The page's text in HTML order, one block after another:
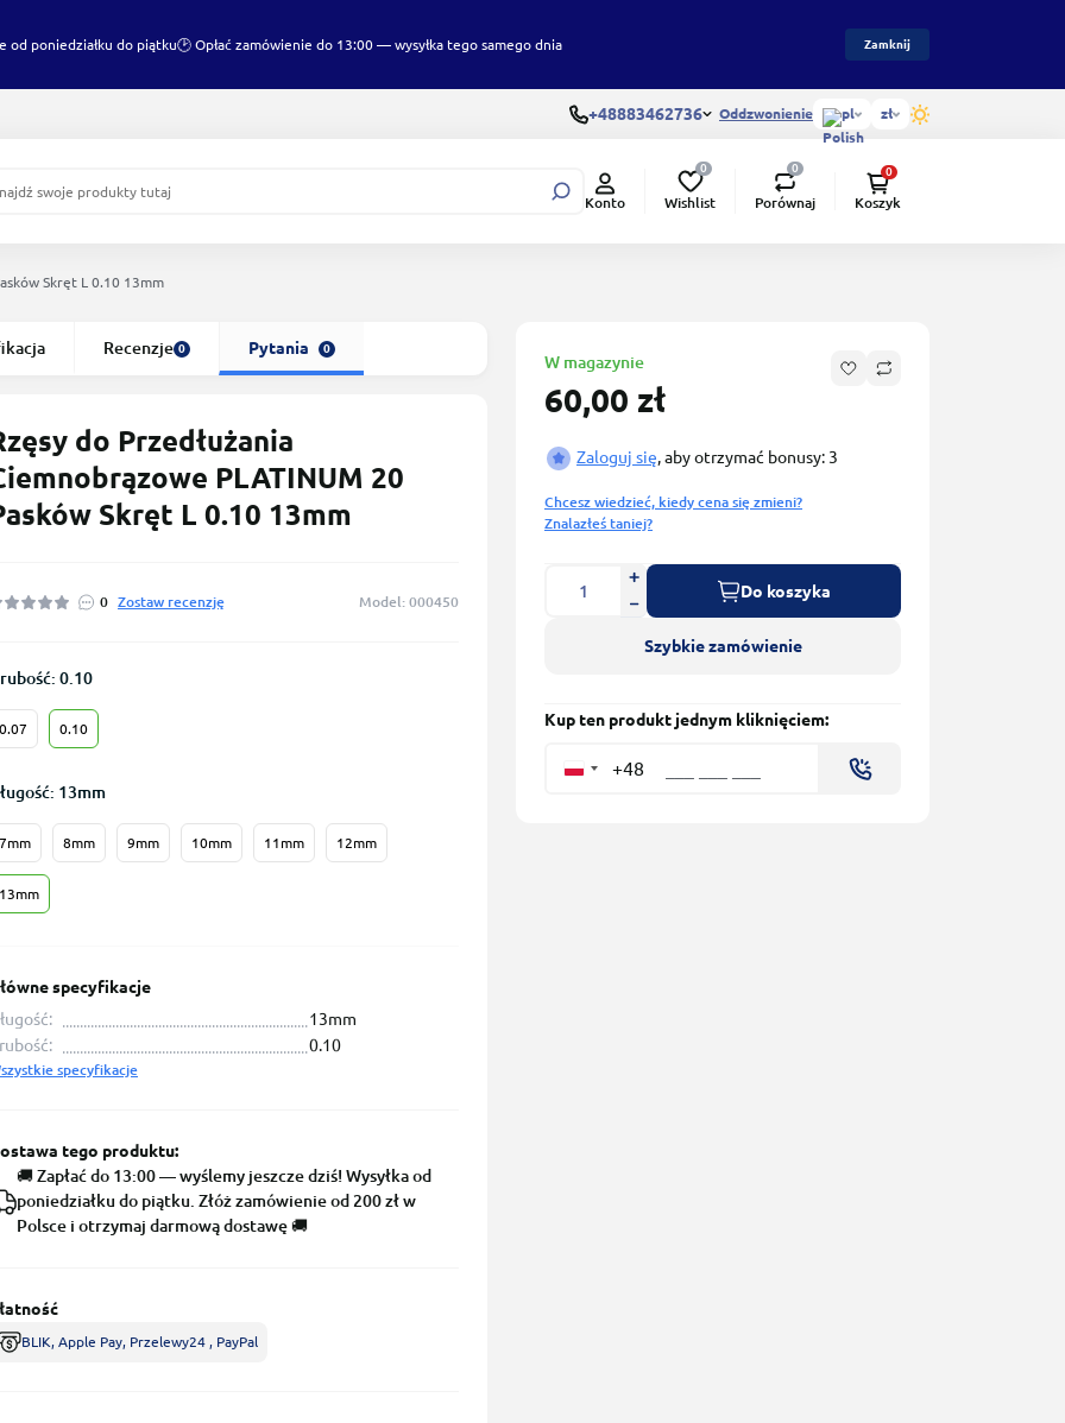
od poniedziałku do piątku🕑 Opłać zamówienie do 13:00 — wysyłka tego samego dnia Zamknij
+48883462736 Oddzwonienie pl zł
Konto
0
Wishlist
0
Porównaj
0
Koszyk
Skręt L 0.10 13mm
Recenzje 0 Pytania 0
do Przedłużania
PLATINUM 20
Skręt L 0.10 13mm
0 Zostaw recenzję Model: 000450
W magazynie
60,00 zł
Zaloguj się, aby otrzymać bonusy: 3
Chcesz wiedzieć, kiedy cena się zmieni?
Znalazłeś taniej?
Do koszyka
Szybkie zamówienie
Kup ten produkt jednym kliknięciem:
+48
0.10
0.07 0.10
13mm
7mm 8mm 9mm 10mm 11mm 12mm
13mm
specyfikacje
13mm
0.10
specyfikacje
tego produktu:
🚚 Zapłać do 13:00 — wyślemy jeszcze dziś! Wysyłka od
poniedziałku do piątku. Złóż zamówienie od 200 zł w
Polsce i otrzymaj darmową dostawę 🚚
BLIK, Apple Pay, Przelewy24 , PayPal